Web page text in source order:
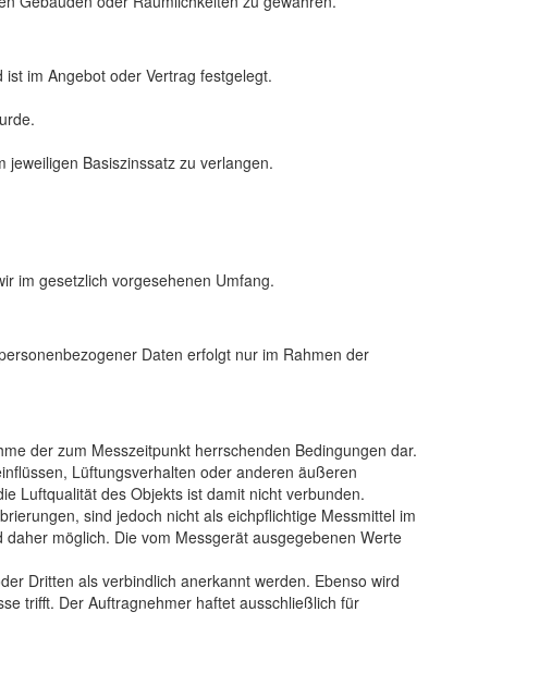
im Angebot oder Vertrag festgelegt.
Basiszinssatz zu verlangen.
im gesetzlich vorgesehenen Umfang.
Daten erfolgt nur im Rahmen der
der zum Messzeitpunkt herrschenden Bedingungen dar.
Lüftungsverhalten oder anderen äußeren
Luftqualität des Objekts ist damit nicht verbunden.
sind jedoch nicht als eichpflichtige Messmittel im
möglich. Die vom Messgerät ausgegebenen Werte
Dritten als verbindlich anerkannt werden. Ebenso wird
trifft. Der Auftragnehmer haftet ausschließlich für